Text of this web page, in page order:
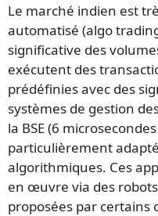
Le marché indien est
automatisé (algo
significative des
exécutent des
prédéfinies avec des
systèmes de gestion
la BSE (6
particulièrement
algorithmiques. Ces
en œuvre via des
proposées par certains